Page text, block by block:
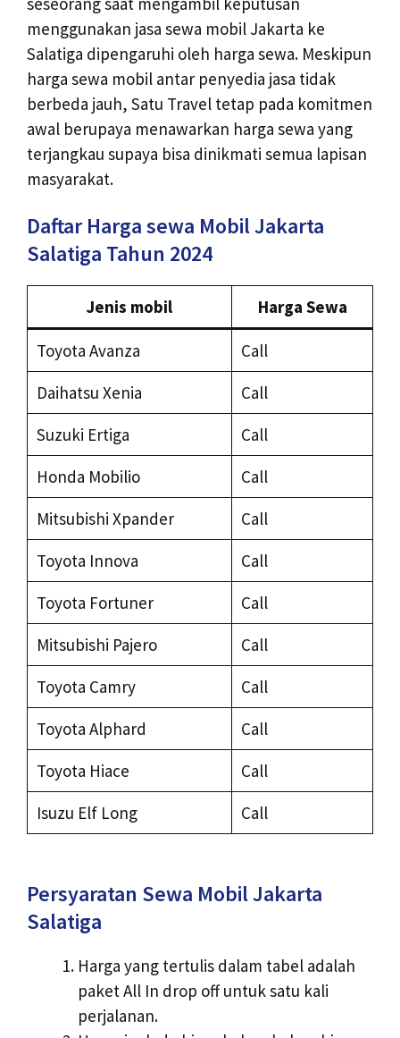
menggunakan jasa sewa mobil Jakarta ke
Salatiga dipengaruhi oleh harga sewa. Meskipun
harga sewa mobil antar penyedia jasa tidak
berbeda jauh, Satu Travel tetap pada komitmen
awal berupaya menawarkan harga sewa yang
terjangkau supaya bisa dinikmati semua lapisan
masyarakat.
Daftar Harga sewa Mobil Jakarta
Salatiga Tahun 2024
Jenis mobil Harga Sewa
Toyota Avanza
Call
Daihatsu Xenia
Call
Suzuki Ertiga
Call
Honda Mobilio
Call
Mitsubishi Xpander
Call
Toyota Innova
Call
Toyota Fortuner
Call
Mitsubishi Pajero
Call
Toyota Camry
Call
Toyota Alphard
Call
Toyota Hiace
Call
Isuzu Elf Long
Call
Persyaratan Sewa Mobil Jakarta
Salatiga
Harga yang tertulis dalam tabel adalah
paket All In drop off untuk satu kali
perjalanan.